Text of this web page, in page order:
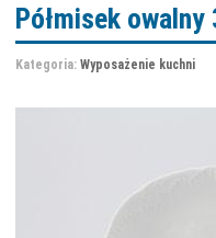
Półmisek owalny
Kategoria: Wyposażenie kuchni